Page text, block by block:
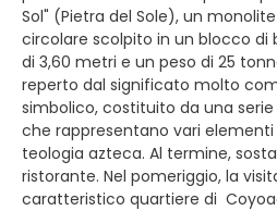
Sol" (Pietra del Sole), un
circolare scolpito in un blocco di
di 3,60 metri e un peso di 25
reperto dal significato molto
simbolico, costituito da una
che rappresentano vari
teologia azteca. Al termine,
ristorante. Nel pomeriggio, la
caratteristico quartiere di